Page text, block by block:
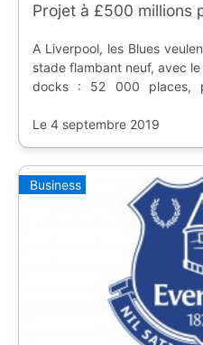
Projet à £500 millions
A Liverpool, les Blues
stade flambant neuf, avec
docks : 52 000 places,
Le 4 septembre 2019
Business